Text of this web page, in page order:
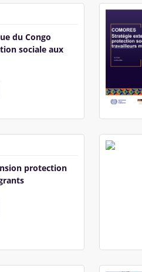
du Congo
sociale aux
protection